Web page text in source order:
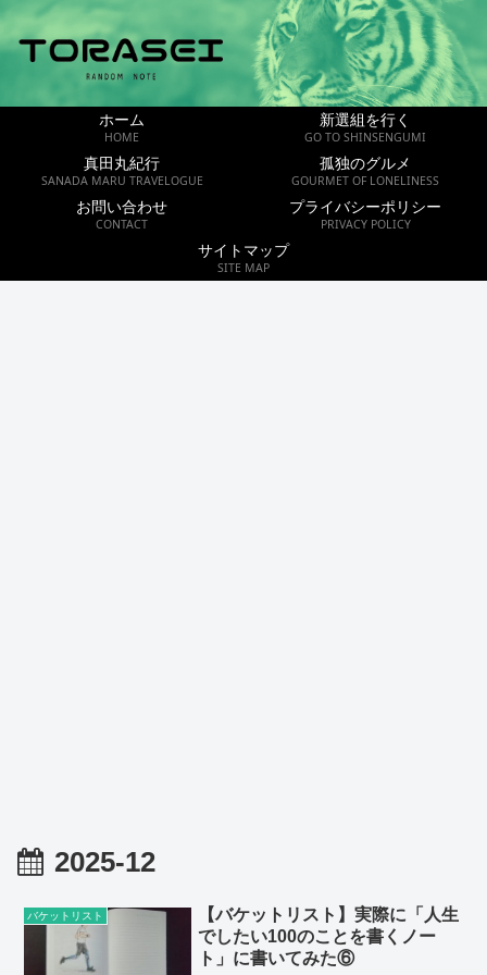
ホーム
HOME
新選組を行く
GO TO SHINSENGUMI
真田丸紀行
SANADA MARU TRAVELOGUE
孤独のグルメ
GOURMET OF LONELINESS
お問い合わせ
CONTACT
プライバシーポリシー
PRIVACY POLICY
サイトマップ
SITE MAP
2025-12
バケットリスト
【バケットリスト】実際に「人生
でしたい100のことを書くノー
ト」に書いてみた⑥